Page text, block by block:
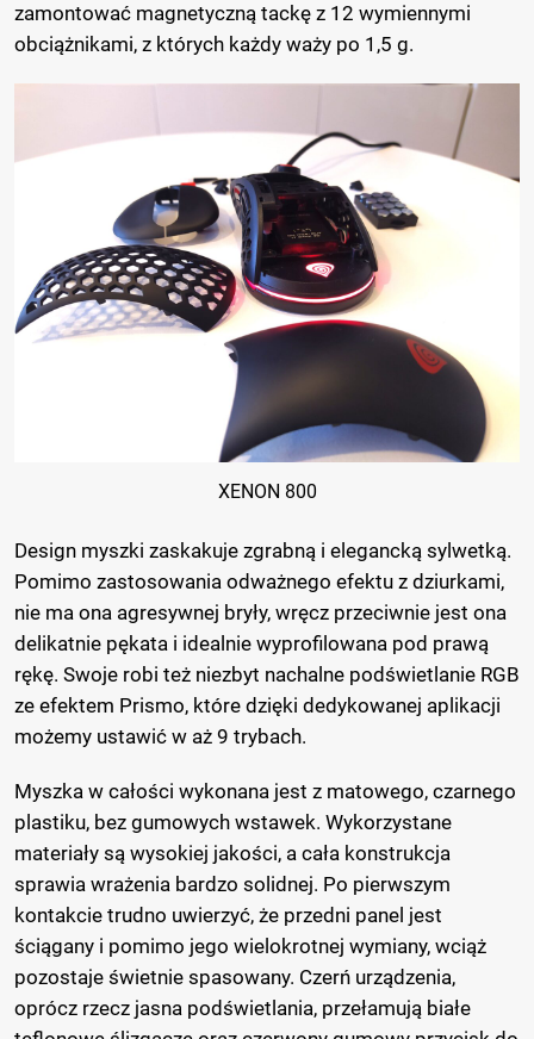
zamontować magnetyczną tackę z 12 wymiennymi
obciążnikami, z których każdy waży po 1,5 g.
XENON 800
Design myszki zaskakuje zgrabną i elegancką sylwetką.
Pomimo zastosowania odważnego efektu z dziurkami,
nie ma ona agresywnej bryły, wręcz przeciwnie jest ona
delikatnie pękata i idealnie wyprofilowana pod prawą
rękę. Swoje robi też niezbyt nachalne podświetlanie RGB
ze efektem Prismo, które dzięki dedykowanej aplikacji
możemy ustawić w aż 9 trybach.
Myszka w całości wykonana jest z matowego, czarnego
plastiku, bez gumowych wstawek. Wykorzystane
materiały są wysokiej jakości, a cała konstrukcja
sprawia wrażenia bardzo solidnej. Po pierwszym
kontakcie trudno uwierzyć, że przedni panel jest
ściągany i pomimo jego wielokrotnej wymiany, wciąż
pozostaje świetnie spasowany. Czerń urządzenia,
oprócz rzecz jasna podświetlania, przełamują białe